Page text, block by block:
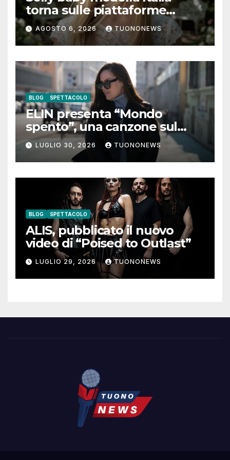
torna sulle piattaforme
digitali con “Luna lei mi
guarda”
AGOSTO 6, 2026 TUONONEWS
BLOG SPETTACOLO
ELIN presenta “Mondo
spento”, una canzone sul
coraggio di lasciare andare i
pensieri negativi
LUGLIO 30, 2026 TUONONEWS
BLOG SPETTACOLO
ALIS, pubblicato il nuovo
video di “Poised to Outlast”
LUGLIO 29, 2026 TUONONEWS